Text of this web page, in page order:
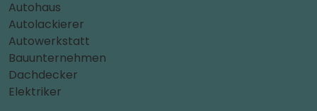
Autohaus
Autolackierer
Autowerkstatt
Bauunternehmen
Dachdecker
Elektriker